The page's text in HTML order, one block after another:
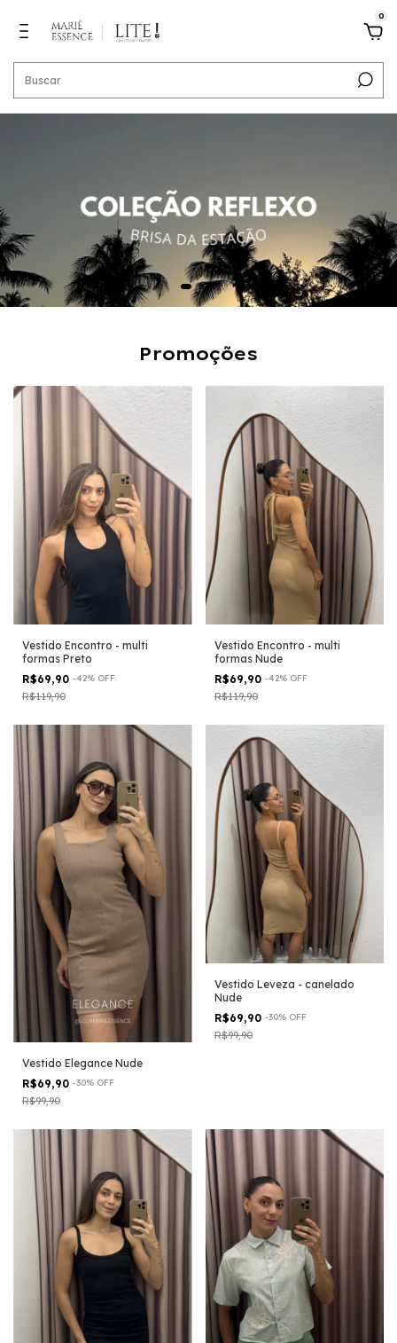
0
Promoções
Vestido Encontro - multi
formas Preto
R$69,90 -42% OFF
R$119,90
Vestido Encontro - multi
formas Nude
R$69,90 -42% OFF
R$119,90
Vestido Elegance Nude
R$69,90 -30% OFF
R$99,90
Vestido Leveza - canelado
Nude
R$69,90 -30% OFF
R$99,90